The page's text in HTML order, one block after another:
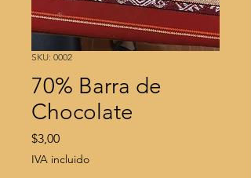
SKU: 0002
70% Barra de
Chocolate
$3,00Precio
IVA incluido